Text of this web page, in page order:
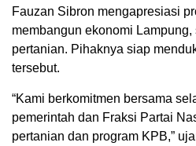
Fauzan Sibron mengapresiasi
membangun ekonomi
pertanian. Pihaknya siap
tersebut.
“Kami berkomitmen bersama
pemerintah dan Fraksi Partai
pertanian dan program KPB,”